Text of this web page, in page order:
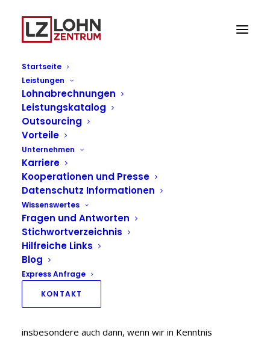
Startseite
Leistungen
Lohnabrechnungen
Leistungskatalog
Outsourcing
Vorteile
Unternehmen
Karriere
Kooperationen und Presse
Datenschutz Informationen
Wissenswertes
Fragen und Antworten
Stichwortverzeichnis
Hilfreiche Links
Blog
Express Anfrage
KONTAKT
Allgemeine
§ 1 Allgemeines – Vertragsgegenstand
1) Diese Allgemeinen Geschäftsbedingungen regeln
die Geschäftsbeziehungen zwischen der Lohnzentrum
(LZ) GmbH & Co. KG und dem Auftraggeber (im
Folgenden Kunden genannt) im gesamten
beauftragten Dienstleistungsvertragsverhältnis.
Entgegenstehende oder von unseren Allgemeinen
Geschäftsbedingungen abweichende Bedingungen
des Auftraggeberserkennen wir nicht an, es sei denn,
insbesondere auch dann, wenn wir in Kenntnis